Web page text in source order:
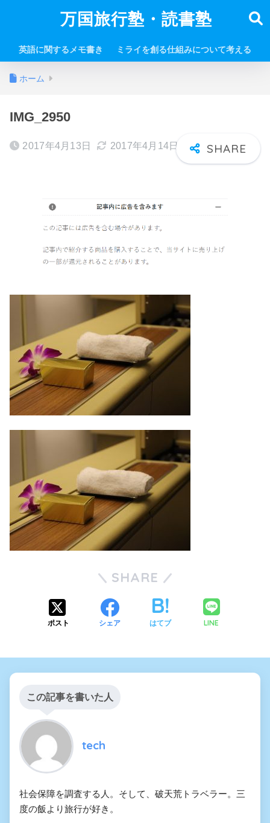
万国旅行塾・読書塾
英語に関するメモ書き ミライを創る仕組みについて考える
ホーム
IMG_2950
2017年4月13日 2017年4月14日
SHARE
ポスト シェア はてブ LINE
この記事を書いた人
tech
社会保障を調査する人。そして、破天荒トラベラー。三
度の飯より旅行が好き。